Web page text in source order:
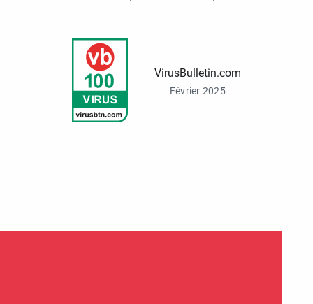
VirusBulletin.com
Février 2025